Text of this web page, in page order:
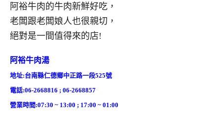
阿裕牛肉的牛肉新鮮好吃，
老闆跟老闆娘人也很親切，
絕對是一間值得來的店!
阿裕牛肉湯
地址:台南縣仁德鄉中正路一段525號
電話:06-2668816 ; 06-2668857
營業時間:07:30 ~ 13:00 ; 17:00 ~ 01:00